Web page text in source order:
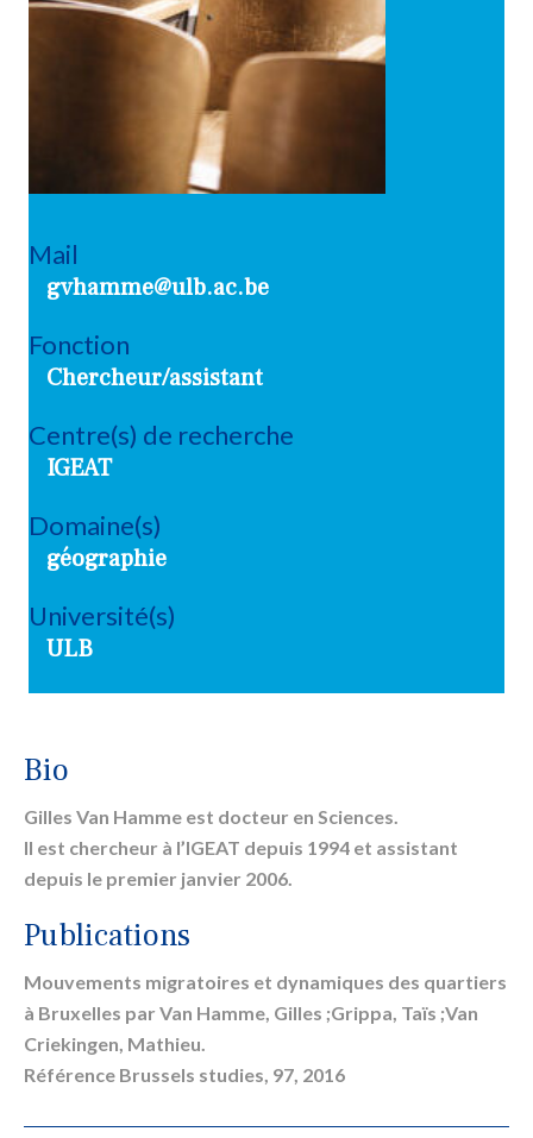
Bio
Gilles Van Hamme est docteur en Sciences.
Il est chercheur à l’IGEAT depuis 1994 et assistant
depuis le premier janvier 2006.
Mail
gvhamme@ulb.ac.be
Fonction
Chercheur/assistant
Centre(s) de recherche
IGEAT
Domaine(s)
géographie
Université(s)
ULB
Publications
Mouvements migratoires et dynamiques des quartiers
à Bruxelles par Van Hamme, Gilles ;Grippa, Taïs ;Van
Criekingen, Mathieu.
Référence Brussels studies, 97, 2016